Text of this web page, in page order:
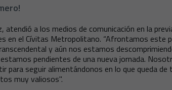
atendió a los medios de comunicación en la
en el Cívitas Metropolitano. “Afrontamos este
y aún nos estamos
pendientes de una nueva jornada.
para seguir alimentándonos en lo que queda de
muy valiosos".